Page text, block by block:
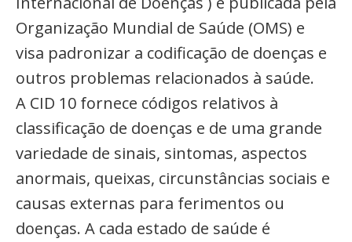
Organização Mundial de Saúde (OMS) e
visa padronizar a codificação de doenças e
outros problemas relacionados à saúde.
A CID 10 fornece códigos relativos à
classificação de doenças e de uma grande
variedade de sinais, sintomas, aspectos
anormais, queixas, circunstâncias sociais e
causas externas para ferimentos ou
doenças. A cada estado de saúde é